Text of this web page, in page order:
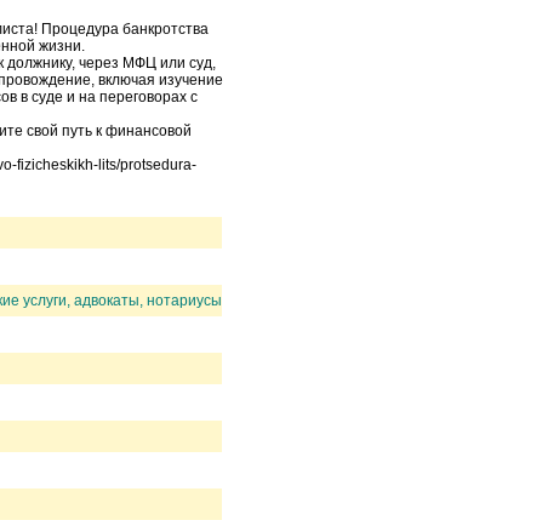
Процедура банкротства
жизни.
через МФЦ или суд,
включая изучение
в суде и на переговорах с
свой путь к финансовой
fizicheskikh-lits/protsedura-
услуги, адвокаты, нотариусы